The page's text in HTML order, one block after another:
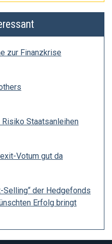
zur Finanzkrise
Staatsanleihen
Votum gut da
Selling“ der Hedgefonds
Erfolg bringt